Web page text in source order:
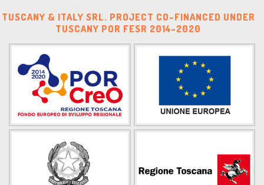
TUSCANY & ITALY SRL. PROJECT CO-FINANCED UNDER
TUSCANY POR FESR 2014-2020